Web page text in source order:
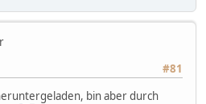
#81
bin aber durch